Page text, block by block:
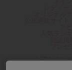
オリジナル
ア
人気ラン
雑誌
プレ
心躍るイン